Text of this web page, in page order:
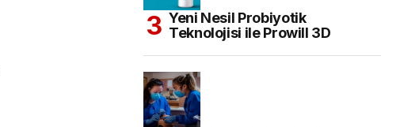
Yeni Nesil Probiyotik
Teknolojisi ile Prowill 3D